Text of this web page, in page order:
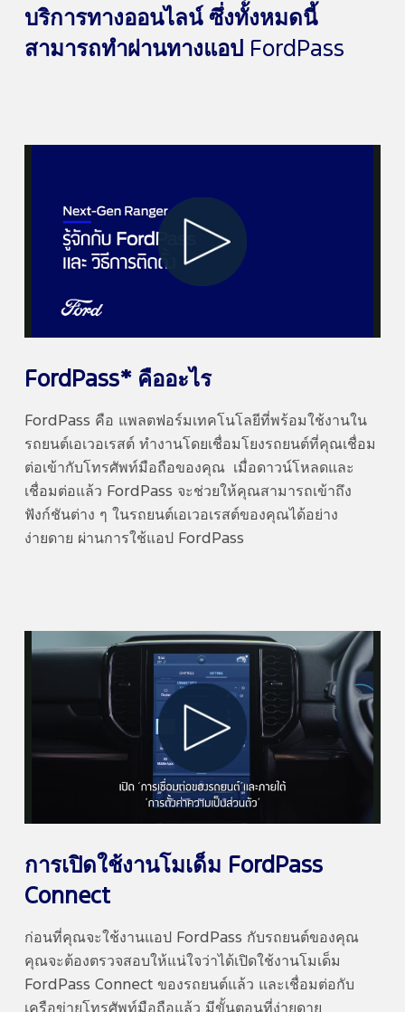
บริการทางออนไลน์ ซึ่งทั้งหมดนี้
สามารถทำผ่านทางแอป
FordPass
Play
Video
FordPass* คืออะไร
FordPass คือ แพลตฟอร์มเทคโนโลยีที่พร้อมใช้งานใน
รถยนต์เอเวอเรสต์ ทำงานโดยเชื่อมโยงรถยนต์ที่คุณเชื่อม
ต่อเข้ากับโทรศัพท์มือถือของคุณ เมื่อดาวน์โหลดและ
เชื่อมต่อแล้ว FordPass จะช่วยให้คุณสามารถเข้าถึง
ฟังก์ชันต่าง ๆ ในรถยนต์เอเวอเรสต์ของคุณได้อย่าง
ง่ายดาย ผ่านการใช้แอป FordPass
Play
Video
การเปิดใช้งานโมเด็ม FordPass
Connect
ก่อนที่คุณจะใช้งานแอป FordPass กับรถยนต์ของคุณ
คุณจะต้องตรวจสอบให้แน่ใจว่าได้เปิดใช้งานโมเด็ม
FordPass Connect ของรถยนต์แล้ว และเชื่อมต่อกับ
เครือข่ายโทรศัพท์มือถือแล้ว มีขั้นตอนที่ง่ายดาย